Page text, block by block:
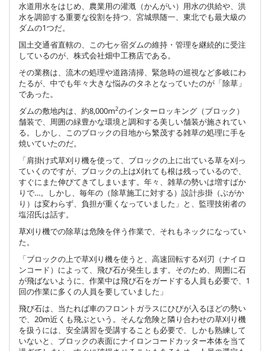
水道用水をはじめ、農業用の灌漑（かんがい）用水の供給や、洪
水を調節する重要な役割を持つ、宮城県随一、東北でも最大級の
ダムの1つだ。
国土交通省直轄の、この七ヶ宿ダムの維持・管理を継続的に受注
しているのが、株式会社畑中工務店である。
その業務は、流木の処理や道路清掃、緊急時の巡視など多岐にわ
たるが、中でも年々大きな悩みのタネとなっていたのが「除草」
であった。
ダムの敷地内は、約8,000m2のインターロッキング（ブロック）
舗装で、周囲の緑豊かな環境と調和する美しい舗装が施されてい
る。しかし、このブロックの目地から繁茂する雑草の処理に手を
焼いていたのだ。
「肩掛け式草刈り機を使って、ブロックの上に出ている草を刈っ
ていくのですが、ブロックの上は刈れても根は残っているので、
すぐにまた伸びてきてしまいます。年々、雑草の勢いは増すばか
りで…。しかし、毎年の（除草施工に対する）設計歩掛（ぶがか
り）は変わらず、負担が重くなっていました」と、監理技術者の
塩沼氏は話す。
草刈り機での除草は危険を伴う作業で、それもネックになってい
た。
「ブロックの上で草刈り機を使うと、高速回転する刈刃（ナイロ
ンコード）によって、飛び石が発生します。そのため、周囲に石
が飛ばないように、作業中は飛び石をガードする人員も必要で、1
回の作業に多くの人員を要していました」
飛び石は、当たれば車のフロントガラスにひびが入るほどの勢い
で、20m近くも飛ぶという。そんな危険と隣り合わせの草刈り機
を扱うには、安全講習を受講することも必要で、しかも熟練して
いないと、ブロックの表面にナイロンコードカッター本体を当て